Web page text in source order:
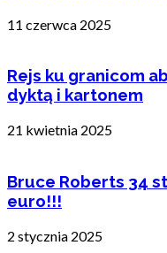
11 czerwca 2025
Rejs ku granicom
dyktą i kartonem
21 kwietnia 2025
Bruce Roberts 34
euro!!!
2 stycznia 2025